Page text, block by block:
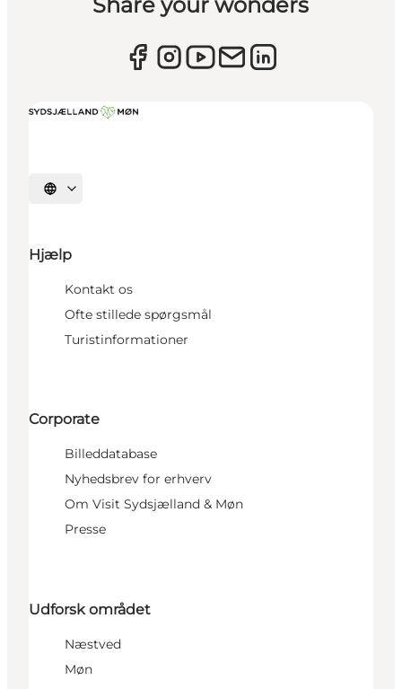
Vælg sprog
Hjælp
Kontakt os
Ofte stillede spørgsmål
Turistinformationer
Corporate
Billeddatabase
Nyhedsbrev for erhverv
Om Visit Sydsjælland & Møn
Presse
Udforsk området
Næstved
Møn